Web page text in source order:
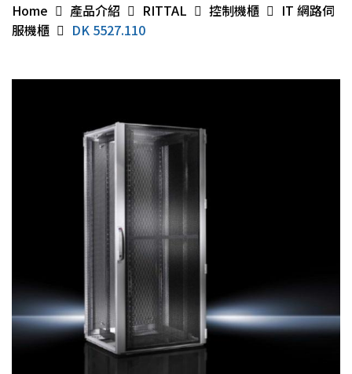
Home 產品介紹 RITTAL 控制機櫃
IT 網路伺
服機櫃
DK 5527.110